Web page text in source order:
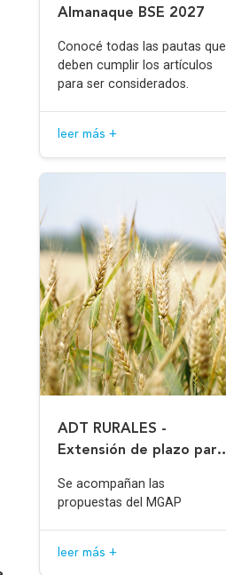
Almanaque BSE 2027
Conocé todas las pautas que
deben cumplir los artículos
para ser considerados.
leer más +
ADT RURALES -
Extensión de plazo para
Se acompañan las
propuestas del MGAP
leer más +